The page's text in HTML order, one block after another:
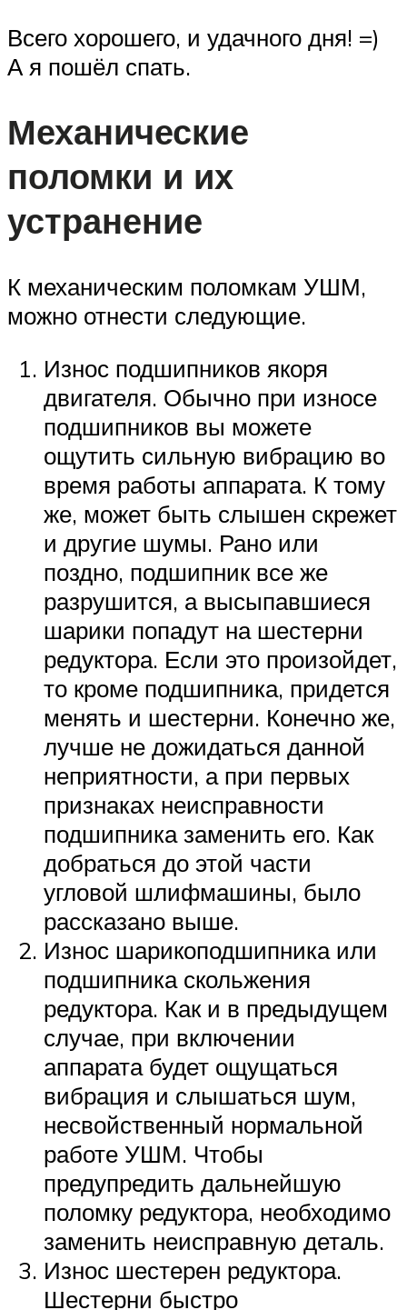
Всего хорошего, и удачного дня! =)
А я пошёл спать.
Механические
поломки и их
устранение
К механическим поломкам УШМ,
можно отнести следующие.
Износ подшипников якоря
двигателя. Обычно при износе
подшипников вы можете
ощутить сильную вибрацию во
время работы аппарата. К тому
же, может быть слышен скрежет
и другие шумы. Рано или
поздно, подшипник все же
разрушится, а высыпавшиеся
шарики попадут на шестерни
редуктора. Если это произойдет,
то кроме подшипника, придется
менять и шестерни. Конечно же,
лучше не дожидаться данной
неприятности, а при первых
признаках неисправности
подшипника заменить его. Как
добраться до этой части
угловой шлифмашины, было
рассказано выше.
Износ шарикоподшипника или
подшипника скольжения
редуктора. Как и в предыдущем
случае, при включении
аппарата будет ощущаться
вибрация и слышаться шум,
несвойственный нормальной
работе УШМ. Чтобы
предупредить дальнейшую
поломку редуктора, необходимо
заменить неисправную деталь.
Износ шестерен редуктора.
Шестерни быстро